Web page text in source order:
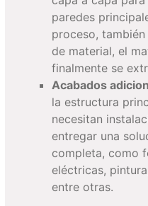
paredes
proceso,
de material, el
finalmente se
Acabados
la estructura
necesitan
entregar una
completa, como
eléctricas,
entre otras.